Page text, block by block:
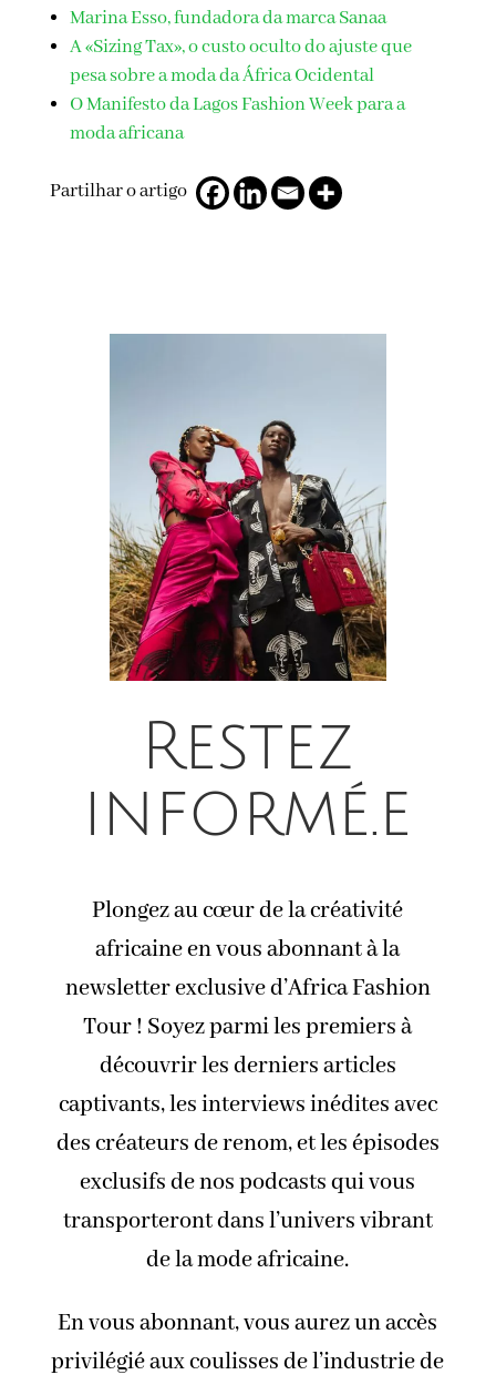
Marina Esso, fundadora da marca Sanaa
A «Sizing Tax», o custo oculto do ajuste que
pesa sobre a moda da África Ocidental
O Manifesto da Lagos Fashion Week para a
moda africana
Partilhar o artigo
Restez
informé.e
Plongez au cœur de la créativité
africaine en vous abonnant à la
newsletter exclusive d’Africa Fashion
Tour ! Soyez parmi les premiers à
découvrir les derniers articles
captivants, les interviews inédites avec
des créateurs de renom, et les épisodes
exclusifs de nos podcasts qui vous
transporteront dans l’univers vibrant
de la mode africaine.
En vous abonnant, vous aurez un accès
privilégié aux coulisses de l’industrie de